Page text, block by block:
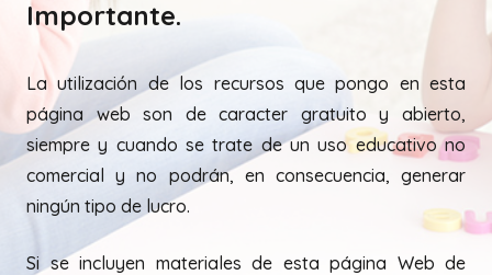
Importante.
La utilización de los recursos que pongo en esta
página web son de caracter gratuito y abierto,
siempre y cuando se trate de un uso educativo no
comercial y no podrán, en consecuencia, generar
ningún tipo de lucro.
Si se incluyen materiales de esta página Web de